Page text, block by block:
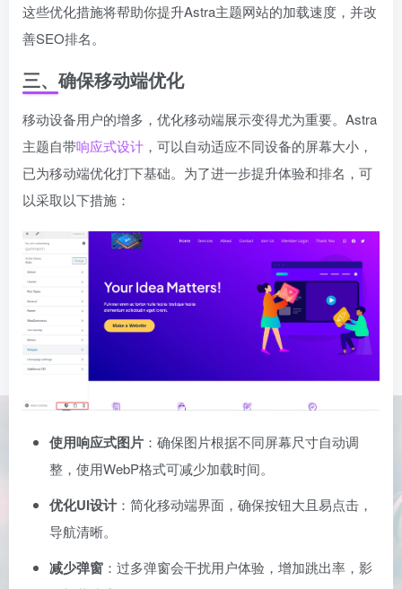
这些优化措施将帮助你提升Astra主题网站的加载速度，并改
善SEO排名。
三、确保移动端优化
移动设备用户的增多，优化移动端展示变得尤为重要。Astra
主题自带响应式设计 ，可以自动适应不同设备的屏幕大小，
已为移动端优化打下基础。为了进一步提升体验和排名，可
以采取以下措施：
使用响应式图片 ：确保图片根据不同屏幕尺寸自动调
整，使用WebP格式可减少加载时间。
优化UI设计：简化移动端界面，确保按钮大且易点击，
导航清晰。
减少弹窗 ：过多弹窗会干扰用户体验，增加跳出率，影